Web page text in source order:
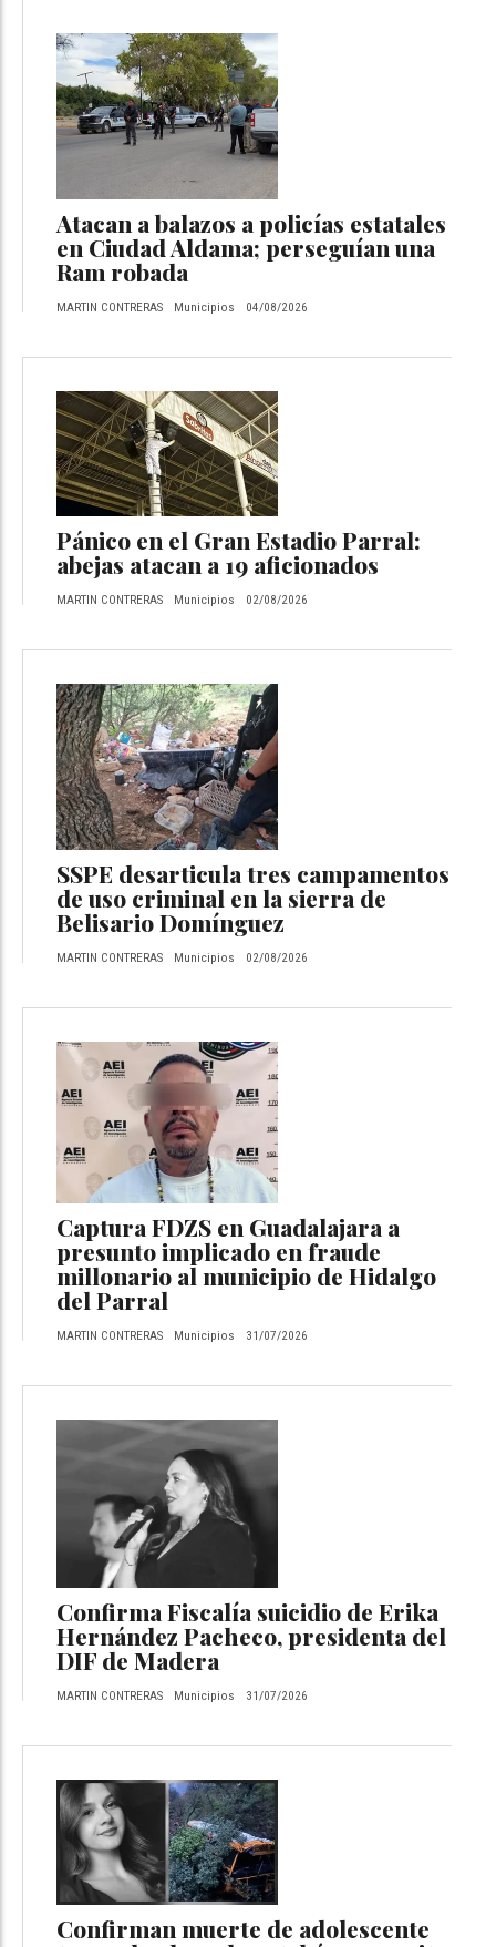
Atacan a balazos a policías estatales
en Ciudad Aldama; perseguían una
Ram robada
MARTIN CONTRERAS Municipios 04/08/2026
Pánico en el Gran Estadio Parral:
abejas atacan a 19 aficionados
MARTIN CONTRERAS Municipios 02/08/2026
SSPE desarticula tres campamentos
de uso criminal en la sierra de
Belisario Domínguez
MARTIN CONTRERAS Municipios 02/08/2026
Captura FDZS en Guadalajara a
presunto implicado en fraude
millonario al municipio de Hidalgo
del Parral
MARTIN CONTRERAS Municipios 31/07/2026
Confirma Fiscalía suicidio de Erika
Hernández Pacheco, presidenta del
DIF de Madera
MARTIN CONTRERAS Municipios 31/07/2026
Confirman muerte de adolescente